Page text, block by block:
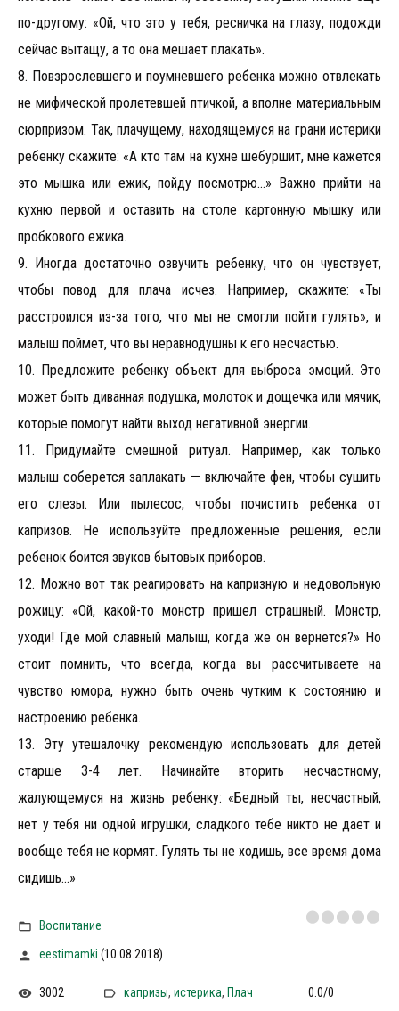
по-другому: «Ой, что это у тебя, ресничка на глазу, подожди
сейчас вытащу, а то она мешает плакать».
8. Повзрослевшего и поумневшего ребенка можно отвлекать
не мифической пролетевшей птичкой, а вполне материальным
сюрпризом. Так, плачущему, находящемуся на грани истерики
ребенку скажите: «А кто там на кухне шебуршит, мне кажется
это мышка или ежик, пойду посмотрю...» Важно прийти на
кухню первой и оставить на столе картонную мышку или
пробкового ежика.
9. Иногда достаточно озвучить ребенку, что он чувствует,
чтобы повод для плача исчез. Например, скажите: «Ты
расстроился из-за того, что мы не смогли пойти гулять», и
малыш поймет, что вы неравнодушны к его несчастью.
10. Предложите ребенку объект для выброса эмоций. Это
может быть диванная подушка, молоток и дощечка или мячик,
которые помогут найти выход негативной энергии.
11. Придумайте смешной ритуал. Например, как только
малыш соберется заплакать — включайте фен, чтобы сушить
его слезы. Или пылесос, чтобы почистить ребенка от
капризов. Не используйте предложенные решения, если
ребенок боится звуков бытовых приборов.
12. Можно вот так реагировать на капризную и недовольную
рожицу: «Ой, какой-то монстр пришел страшный. Монстр,
уходи! Где мой славный малыш, когда же он вернется?» Но
стоит помнить, что всегда, когда вы рассчитываете на
чувство юмора, нужно быть очень чутким к состоянию и
настроению ребенка.
13. Эту утешалочку рекомендую использовать для детей
старше 3-4 лет. Начинайте вторить несчастному,
жалующемуся на жизнь ребенку: «Бедный ты, несчастный,
нет у тебя ни одной игрушки, сладкого тебе никто не дает и
вообще тебя не кормят. Гулять ты не ходишь, все время дома
сидишь...»​​​​​​
Воспитание
eestimamki (10.08.2018)
3002 капризы, истерика, Плач 0.0/0